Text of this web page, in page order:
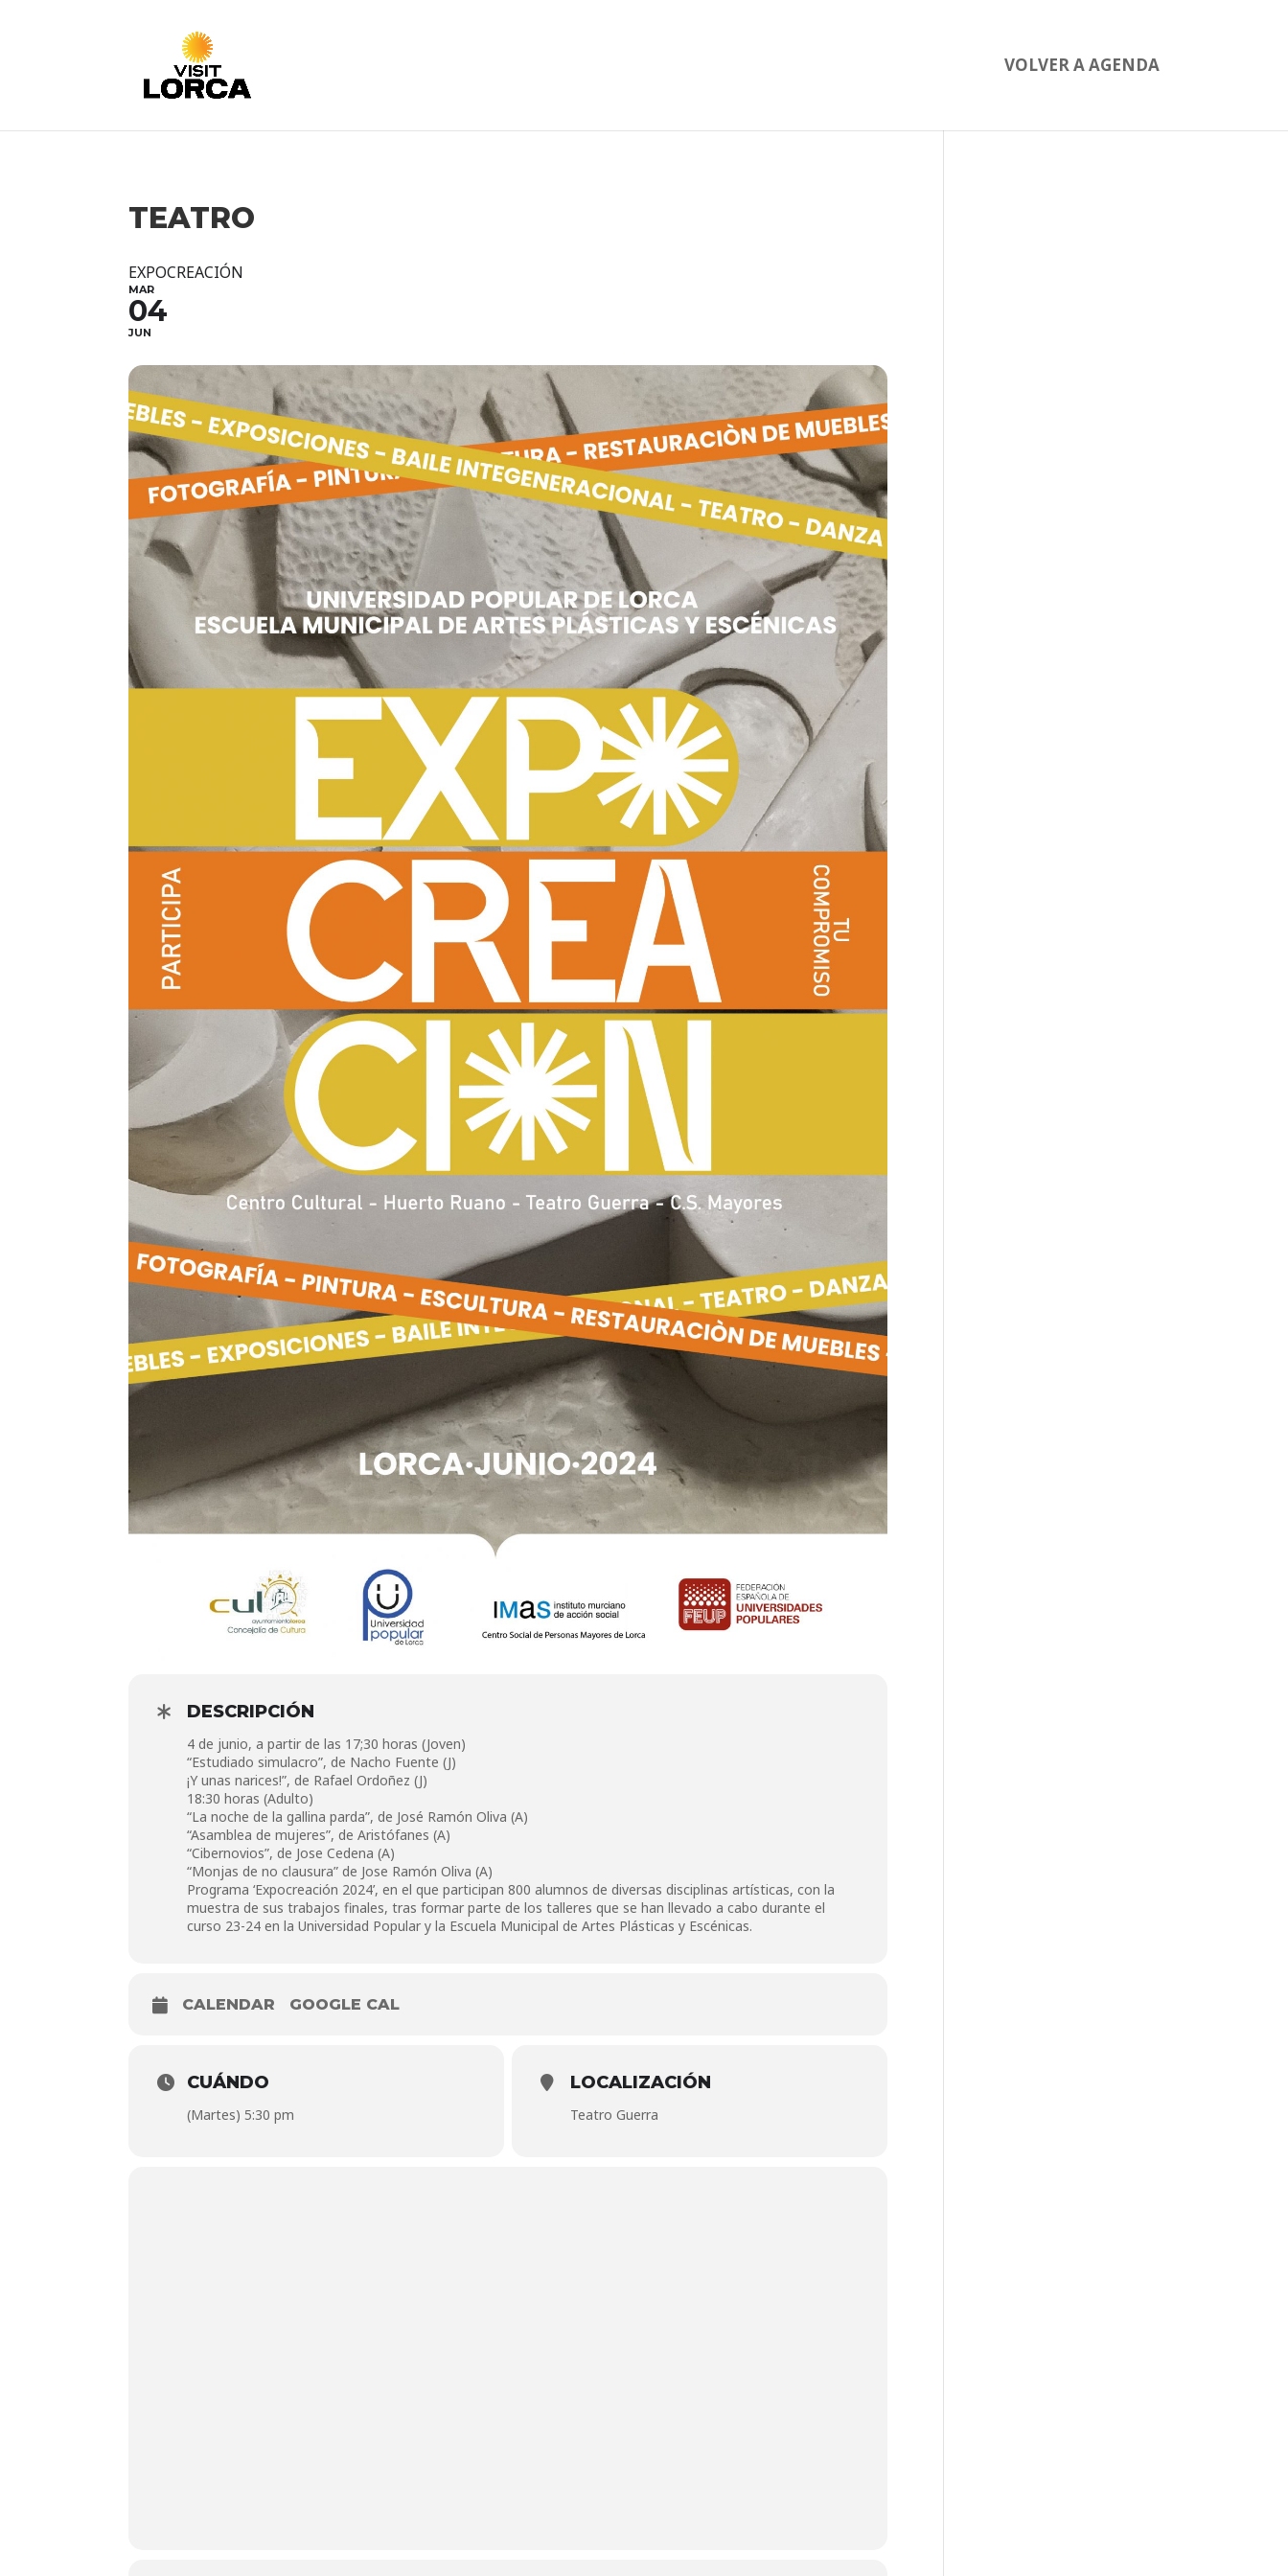
VOLVER A AGENDA
TEATRO
EXPOCREACIÓN
MAR
04
JUN
DESCRIPCIÓN
4 de junio, a partir de las 17;30 horas (Joven)
“Estudiado simulacro”, de Nacho Fuente (J)
¡Y unas narices!”, de Rafael Ordoñez (J)
18:30 horas (Adulto)
“La noche de la gallina parda”, de José Ramón Oliva (A)
“Asamblea de mujeres”, de Aristófanes (A)
“Cibernovios”, de Jose Cedena (A)
“Monjas de no clausura” de Jose Ramón Oliva (A)
Programa ‘Expocreación 2024’, en el que participan 800 alumnos de diversas disciplinas artísticas, con la
muestra de sus trabajos finales, tras formar parte de los talleres que se han llevado a cabo durante el
curso 23-24 en la Universidad Popular y la Escuela Municipal de Artes Plásticas y Escénicas.
CALENDAR GOOGLE CAL
CUÁNDO
(Martes) 5:30 pm
LOCALIZACIÓN
Teatro Guerra